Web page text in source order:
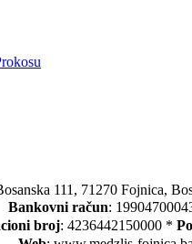
111, 71270 Fojnica,
Bankovni račun:
broj: 4236442150000 *